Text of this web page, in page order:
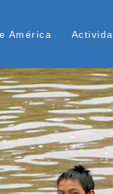
Superior
América